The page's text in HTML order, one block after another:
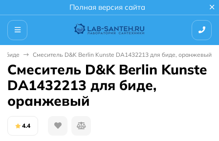
Полная версия сайта
биде Смеситель D&K Berlin Kunste DA1432213 для биде, оранжевый
Смеситель D&K Berlin Kunste
DA1432213 для биде,
оранжевый
4.4